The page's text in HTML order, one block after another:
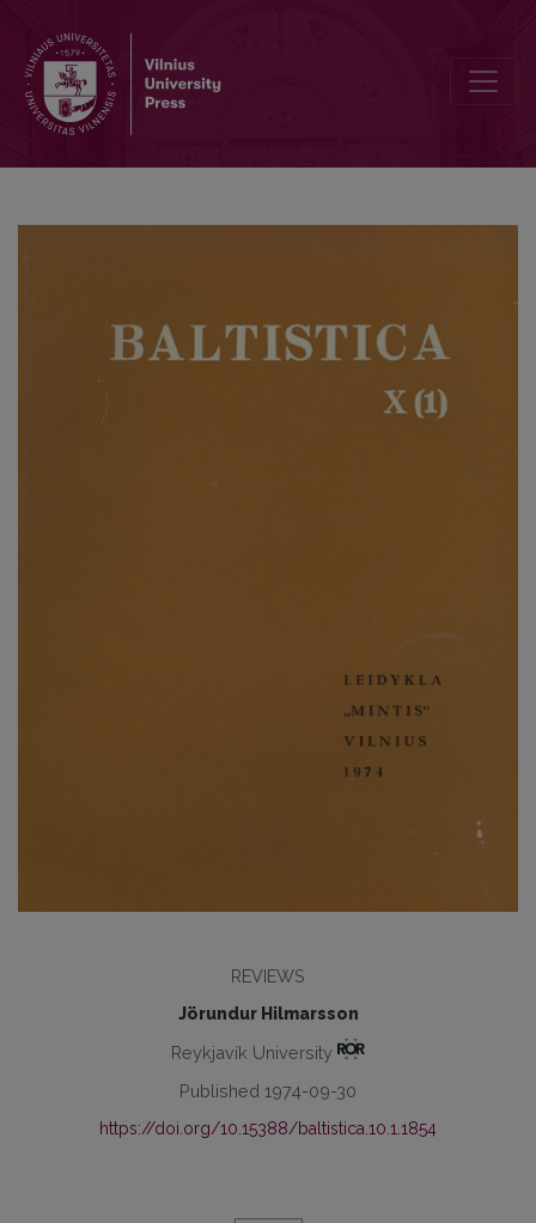
REVIEWS
Jörundur Hilmarsson
Reykjavík University
Published 1974-09-30
https://doi.org/10.15388/baltistica.10.1.1854